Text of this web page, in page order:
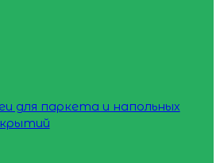
для паркета и напольных